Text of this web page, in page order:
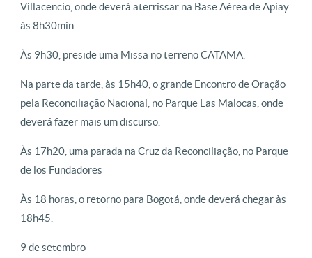
Villacencio, onde deverá aterrissar na Base Aérea de Apiay
às 8h30min.
Às 9h30, preside uma Missa no terreno CATAMA.
Na parte da tarde, às 15h40, o grande Encontro de Oração
pela Reconciliação Nacional, no Parque Las Malocas, onde
deverá fazer mais um discurso.
Às 17h20, uma parada na Cruz da Reconciliação, no Parque
de los Fundadores
Às 18 horas, o retorno para Bogotá, onde deverá chegar às
18h45.
9 de setembro